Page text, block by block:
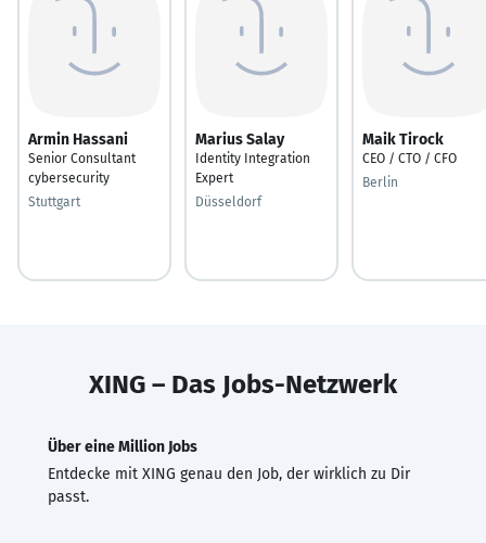
Armin Hassani
Senior Consultant
cybersecurity
Stuttgart
Marius Salay
Identity Integration
Expert
Düsseldorf
Maik Tirock
CEO / CTO / CFO
Berlin
XING – Das Jobs-Netzwerk
Über eine Million Jobs
Entdecke mit XING genau den Job, der wirklich zu Dir
passt.